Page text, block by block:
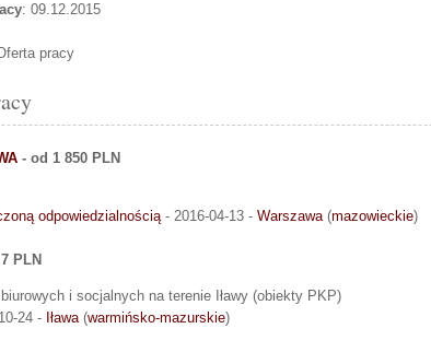
: 09.12.2015
pracy
- od 1 850 PLN
odpowiedzialnością- 2016-04-13 - Warszawa(mazowieckie)
PLN
i socjalnych na terenie Iławy (obiekty PKP)
24 - Iława(warmińsko-mazurskie)